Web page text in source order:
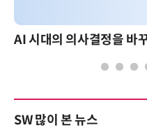
AI 시대의 의사결정을 바꾸는 수리최적화(Optimization): 실제 산업 적용 사례와 활용 전략 AI 핀옵스 실전
SW 많이 본 뉴스